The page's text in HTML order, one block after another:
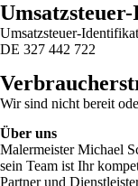
Umsatzsteuer-
DE 327 442 722
Wir sind nicht bereit
Über uns
Malermeister Michael
sein Team ist Ihr
Partner und